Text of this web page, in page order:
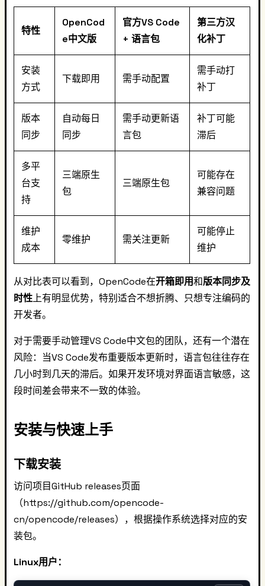
特性
OpenCod
e中文版
官方VS Code
+ 语言包
第三方汉
化补丁
安装
方式
下载即用 需手动配置
需手动打
补丁
版本
同步
自动每日
同步
需手动更新语
言包
补丁可能
滞后
多平
台支
持
三端原生
包
三端原生包
可能存在
兼容问题
维护
成本
零维护 需关注更新
可能停止
维护
从对比表可以看到，OpenCode在开箱即用和版本同步及
时性上有明显优势，特别适合不想折腾、只想专注编码的
开发者。
对于需要手动管理VS Code中文包的团队，还有一个潜在
风险：当VS Code发布重要版本更新时，语言包往往存在
几小时到几天的滞后。如果开发环境对界面语言敏感，这
段时间差会带来不一致的体验。
安装与快速上手
下载安装
访问项目GitHub releases页面
（https://github.com/opencode-
cn/opencode/releases），根据操作系统选择对应的安
装包。
Linux用户：